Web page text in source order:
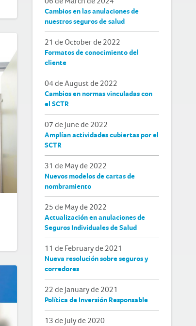
Cambios en las anulaciones de
nuestros seguros de salud
21 de October de 2022
Formatos de conocimiento del
cliente
04 de August de 2022
Cambios en normas vinculadas con
el SCTR
07 de June de 2022
Amplían actividades cubiertas por el
SCTR
31 de May de 2022
Nuevos modelos de cartas de
nombramiento
25 de May de 2022
Actualización en anulaciones de
Seguros Individuales de Salud
11 de February de 2021
Nueva resolución sobre seguros y
corredores
22 de January de 2021
Política de Inversión Responsable
13 de July de 2020